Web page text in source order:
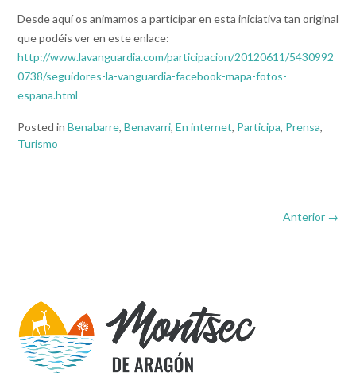
Desde aquí os animamos a participar en esta iniciativa tan original
que podéis ver en este enlace:
http://www.lavanguardia.com/participacion/20120611/5430992
0738/seguidores-la-vanguardia-facebook-mapa-fotos-
espana.html
Posted in Benabarre, Benavarri, En internet, Participa, Prensa,
Turismo
Anterior →